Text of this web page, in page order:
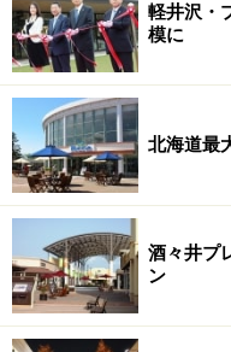
軽井沢・
模に
北海道最
酒々井プ
ン